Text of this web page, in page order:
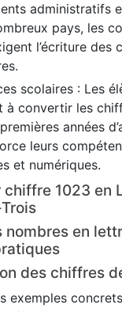
administratifs
pays, les
l’écriture des
scolaires : Les
à convertir les
années
leurs
et numériques.
chiffre 1023 en
nombres en
des chiffres
exemples